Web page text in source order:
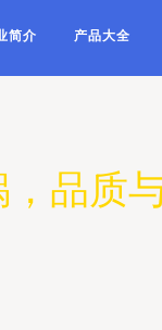
简介 产品大全
品质